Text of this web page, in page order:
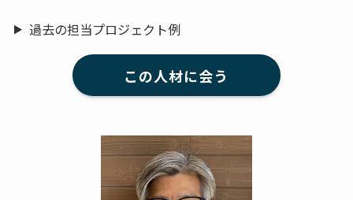
過去の担当プロジェクト例
この人材に会う